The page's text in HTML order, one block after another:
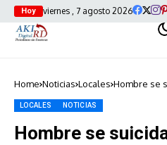
Hoy viernes , 7 agosto 2026
Home Noticias Locales Hombre se
LOCALES NOTICIAS
Hombre se